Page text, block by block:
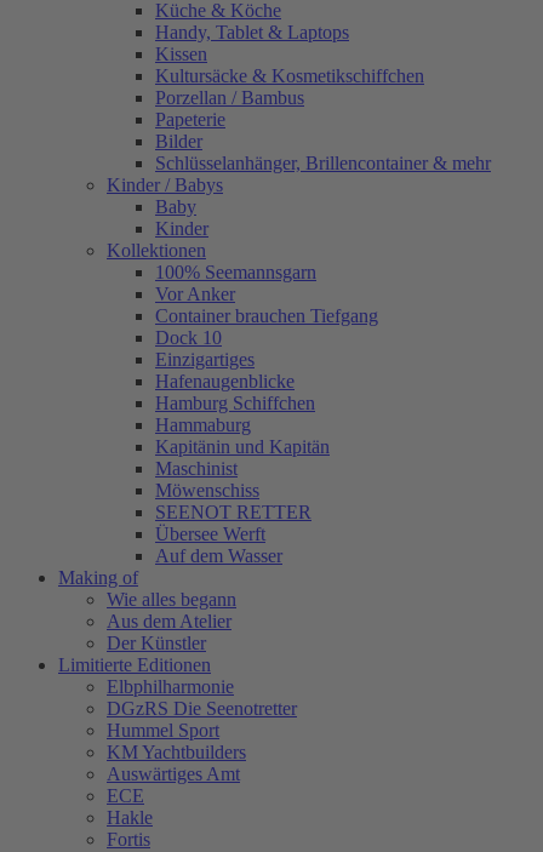
Küche & Köche
Handy, Tablet & Laptops
Kissen
Kultursäcke & Kosmetikschiffchen
Porzellan / Bambus
Papeterie
Bilder
Schlüsselanhänger, Brillencontainer & mehr
Kinder / Babys
Baby
Kinder
Kollektionen
100% Seemannsgarn
Vor Anker
Container brauchen Tiefgang
Dock 10
Einzigartiges
Hafenaugen­blicke
Hamburg Schiffchen
Hammaburg
Kapitänin und Kapitän
Maschinist
Möwenschiss
SEENOT RETTER
Übersee Werft
Auf dem Wasser
Making of
Wie alles begann
Aus dem Atelier
Der Künstler
Limitierte Editionen
Elbphilharmonie
DGzRS Die Seenotretter
Hummel Sport
KM Yachtbuilders
Auswärtiges Amt
ECE
Hakle
Fortis